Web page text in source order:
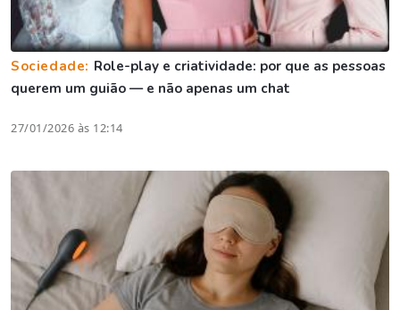
Sociedade: Role-play e criatividade: por que as pessoas
querem um guião — e não apenas um chat
27/01/2026 às 12:14